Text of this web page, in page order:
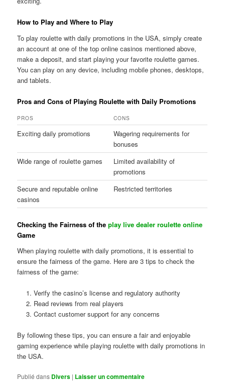
How to Play and Where to Play
To play roulette with daily promotions in the USA, simply create
an account at one of the top online casinos mentioned above,
make a deposit, and start playing your favorite roulette games.
You can play on any device, including mobile phones, desktops,
and tablets.
Pros and Cons of Playing Roulette with Daily Promotions
PROS CONS
Exciting daily promotions
Wagering requirements for
bonuses
Wide range of roulette games
Limited availability of
promotions
Secure and reputable online
casinos
Restricted territories
Checking the Fairness of theplay live dealer roulette online
Game
When playing roulette with daily promotions, it is essential to
ensure the fairness of the game. Here are 3 tips to check the
fairness of the game:
Verify the casino’s license and regulatory authority
Read reviews from real players
Contact customer support for any concerns
By following these tips, you can ensure a fair and enjoyable
gaming experience while playing roulette with daily promotions in
the USA.
Publié dans Divers | Laisser un commentaire